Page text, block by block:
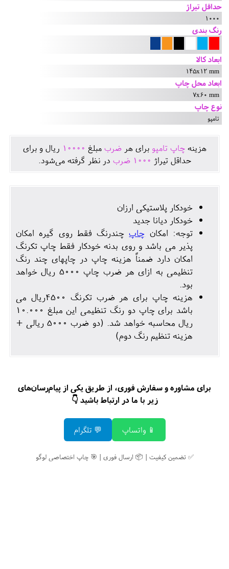
حداقل تیراژ
1000
رنگ بندی
ابعاد کالا
145x12 mm
ابعاد محل چاپ
7x60 mm
نوع چاپ
تامپو
هزينهچاپ تامپو برای هرضرب مبلغ 10000 ريال و برای
حداقل تيراژ 1000 ضرب در نظر گرفته می‌شود.
خودکار پلاستیکی ارزان
خودکار دیانا جدید
توجه: امکان چاپچندرنگ فقط روی گیره امکان
پذیر می باشد و روی بدنه خودکار فقط چاپ تکرنگ
امکان دارد ضمناً هزینه چاپ در چاپهای چند رنگ
تنظیمی به ازای هر ضرب چاپ 5000 ریال خواهد
بود.
هزینه چاپ برای هر ضرب تکرنگ 4500ریال می
باشد برای چاپ دو رنگ تنظیمی این مبلغ 10.000
ریال محاسبه خواهد شد. (دو ضرب 5000 ریالی +
هزینه تنظیم رنگ دوم)
برای مشاوره و سفارش فوری، از طریق یکی از پیام‌رسان‌های
زیر با ما در ارتباط باشید 👇
📱 واتساپ 💬 تلگرام
✅ تضمین کیفیت | 📦 ارسال فوری | 🎯 چاپ اختصاصی لوگو